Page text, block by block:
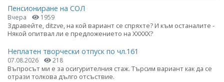
Пенсиониране на СОЛ
Вчера 1959
Здравейте, ditzve, на кой вариант се спряхте? И към останалите -
Някой опитвал ли е предложението на ХХХХХ?
Неплатен творчески отпуск по чл.161
07.08.2026 218
Въпросът ми е за осигурителния стаж. Търсим вариант как да се
отрази толкова дълго отсъствие.